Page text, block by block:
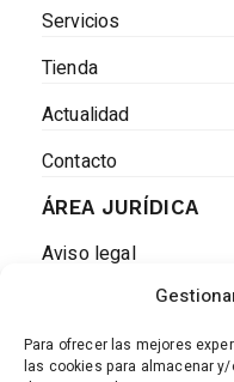
Para ofrecer las mejores
las cookies para almacenar
Servicios
Tienda
Actualidad
Contacto
ÁREA JURÍDICA
Aviso legal
Política de Cookies
Política de privacidad